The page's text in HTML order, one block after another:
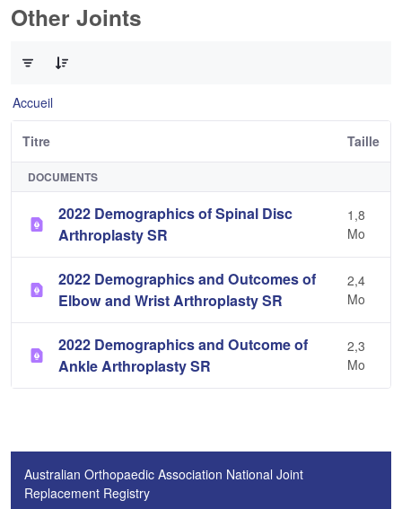
Other Joints
Accueil
Titre Taille
DOCUMENTS
2022 Demographics of Spinal Disc
Arthroplasty SR
1,8
Mo
2022 Demographics and Outcomes of
Elbow and Wrist Arthroplasty SR
2,4
Mo
2022 Demographics and Outcome of
Ankle Arthroplasty SR
2,3
Mo
Australian Orthopaedic Association National Joint
Replacement Registry